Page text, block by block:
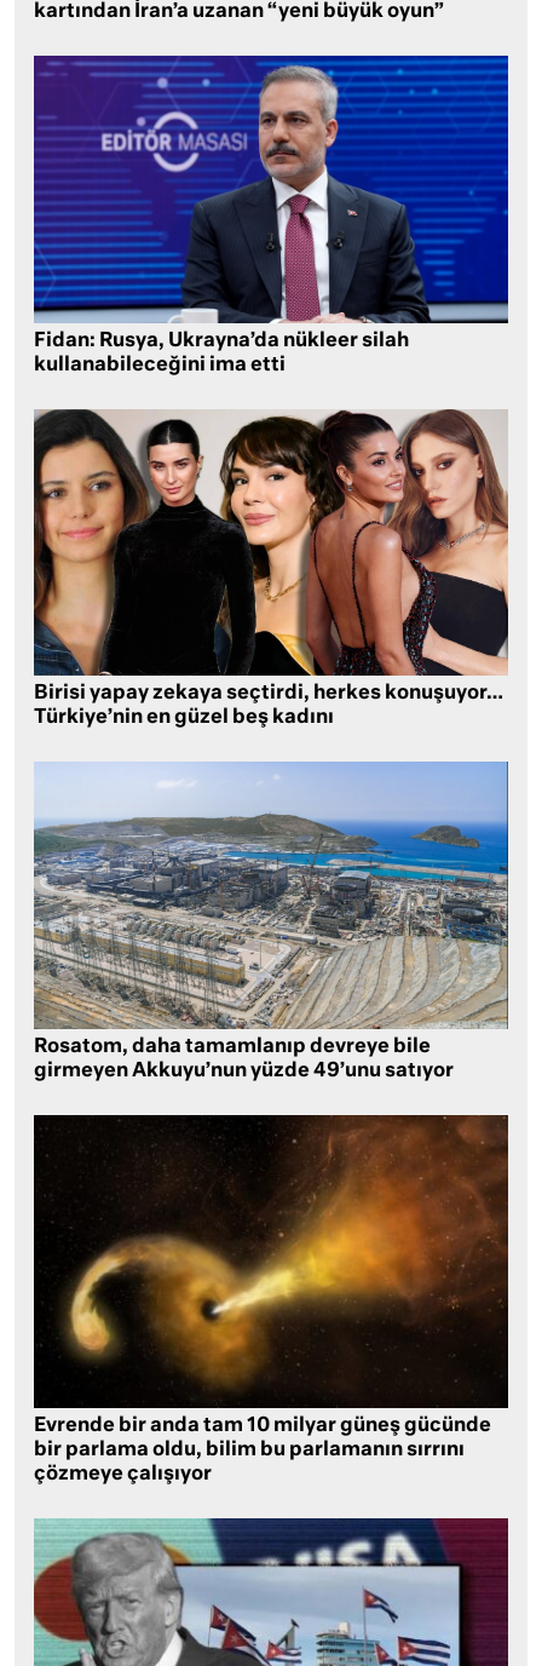
kartından İran’a uzanan “yeni büyük oyun”
Fidan: Rusya, Ukrayna’da nükleer silah
kullanabileceğini ima etti
Birisi yapay zekaya seçtirdi, herkes konuşuyor…
Türkiye’nin en güzel beş kadını
Rosatom, daha tamamlanıp devreye bile
girmeyen Akkuyu’nun yüzde 49’unu satıyor
Evrende bir anda tam 10 milyar güneş gücünde
bir parlama oldu, bilim bu parlamanın sırrını
çözmeye çalışıyor